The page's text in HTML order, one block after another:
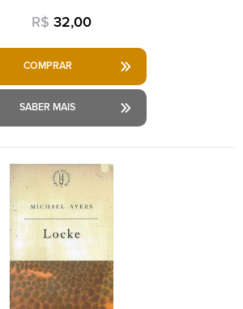
R$ 32,00
COMPRAR
SABER MAIS